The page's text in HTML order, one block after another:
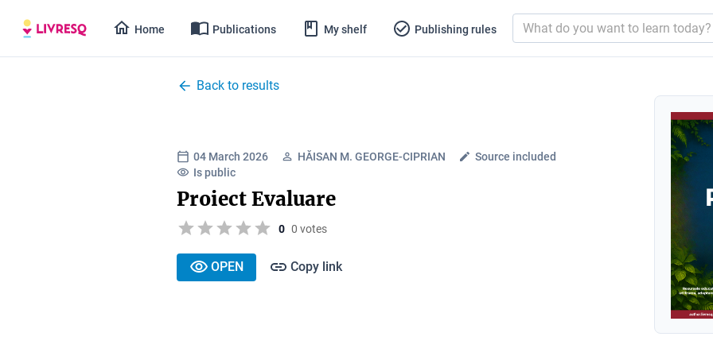
Home Publications My shelf Publishing rules
Back to results
04 March 2026 HĂISAN M. GEORGE-CIPRIAN
Source included
Is public
Proiect Evaluare
0 0 votes
OPEN Copy link